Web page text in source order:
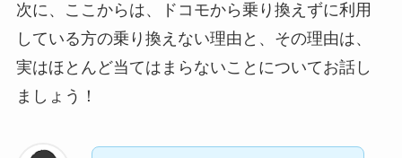
次に、ここからは、ドコモから乗り換えずに利用
している方の乗り換えない理由と、その理由は、
実はほとんど当てはまらないことについてお話し
ましょう！